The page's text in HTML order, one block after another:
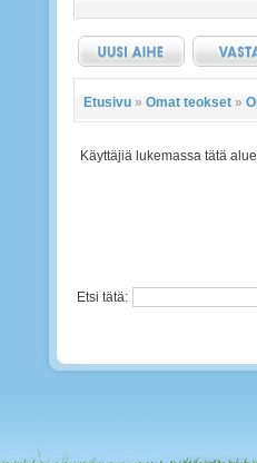
Etusivu » Omat teokset »
Käyttäjiä lukemassa tätä
Etsi tätä: